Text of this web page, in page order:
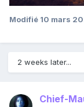
Modifié 10 mars
2 weeks later...
Chief-